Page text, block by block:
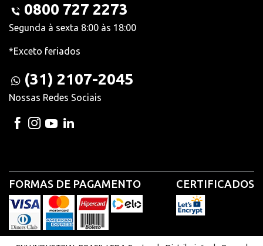
0800 727 2273
Segunda à sexta 8:00 às 18:00
*Exceto feriados
(31) 2107-2045
Nossas Redes Sociais
FORMAS DE PAGAMENTO CERTIFICADOS